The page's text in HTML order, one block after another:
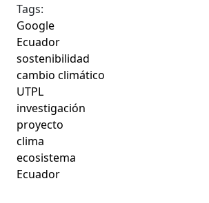
Tags:
Google
Ecuador
sostenibilidad
cambio climático
UTPL
investigación
proyecto
clima
ecosistema
Ecuador